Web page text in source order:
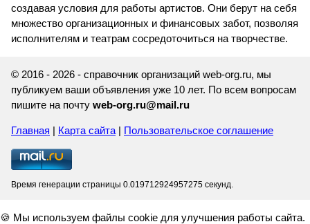
создавая условия для работы артистов. Они берут на себя
множество организационных и финансовых забот, позволяя
исполнителям и театрам сосредоточиться на творчестве.
© 2016 - 2026 - справочник организаций web-org.ru, мы
публикуем ваши объявления уже 10 лет. По всем вопросам
пишите на почту web-org.ru@mail.ru
Главная | Карта сайта| Пользовательское соглашение
Время генерации страницы 0.019712924957275 секунд.
🍪 Мы используем файлы cookie для улучшения работы сайта.